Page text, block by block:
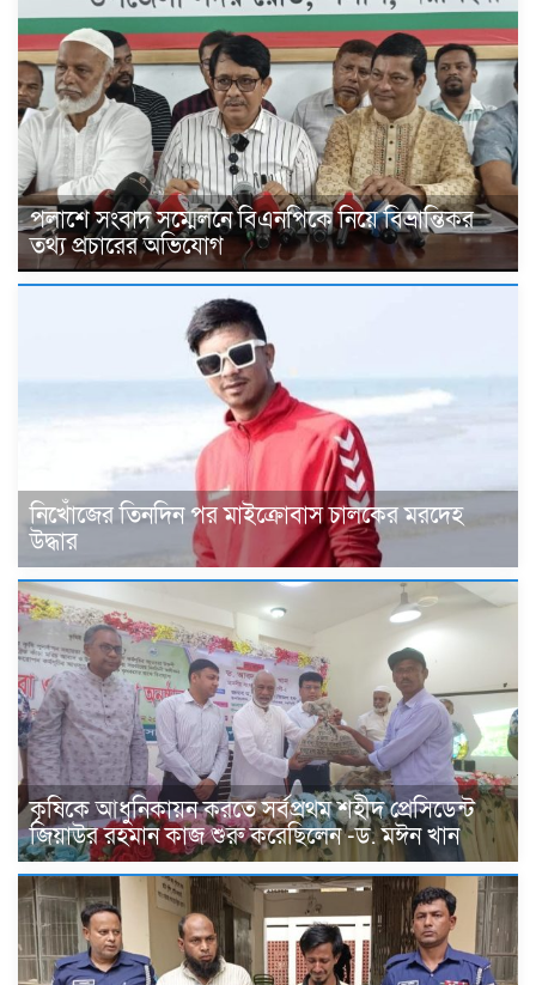
পলাশে সংবাদ সম্মেলনে বিএনপিকে নিয়ে বিভ্রান্তিকর
তথ্য প্রচারের অভিযোগ
নিখোঁজের তিনদিন পর মাইক্রোবাস চালকের মরদেহ
উদ্ধার
কৃষিকে আধুনিকায়ন করতে সর্বপ্রথম শহীদ প্রেসিডেন্ট
জিয়াউর রহমান কাজ শুরু করেছিলেন -ড. মঈন খান